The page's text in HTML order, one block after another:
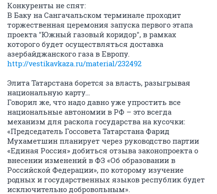
Конкуренты не спят:
В Баку на Сангачальском терминале проходит
торжественная церемония запуска первого этапа
проекта "Южный газовый коридор", в рамках
которого будет осуществляться доставка
азербайджанского газа в Европу.
http://vestikavkaza.ru/material/232492
Элита Татарстана борется за власть, разыгрывая
национальную карту…
Говорил же, что надо давно уже упростить все
национальные автономии в РФ – это всегда
механизм для раскола государства на кусочки:
«Председатель Госсовета Татарстана Фарид
Мухаметшин планирует через руководство партии
«Единая Россия» добиться отзыва законопроекта о
внесении изменений в ФЗ «Об образовании в
Российской Федерации», по которому изучение
родных и государственных языков республик будет
исключительно добровольным».